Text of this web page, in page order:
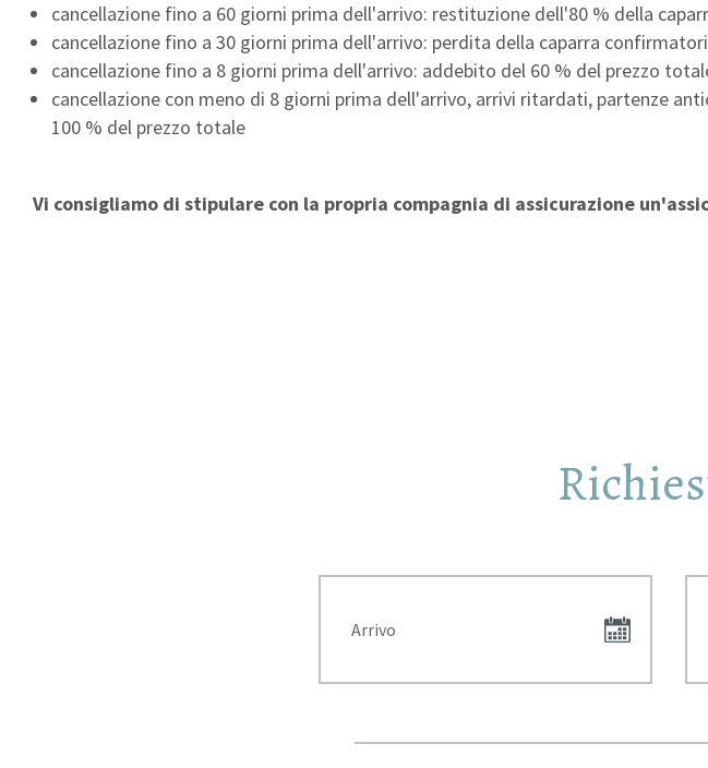
cancellazione fino a 60 giorni prima dell'arrivo: restituzione dell'80 % della
cancellazione fino a 30 giorni prima dell'arrivo: perdita della caparra
cancellazione fino a 8 giorni prima dell'arrivo: addebito del 60 % del prezzo
cancellazione con meno di 8 giorni prima dell'arrivo, arrivi ritardati, partenze
100 % del prezzo totale
Vi consigliamo di stipulare con la propria compagnia di assicurazione